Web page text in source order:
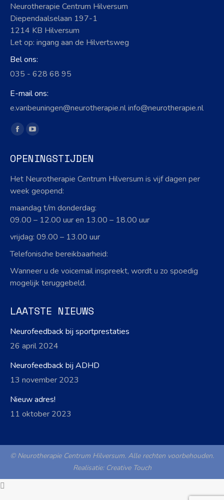
Neurotherapie Centrum Hilversum
Diependaalselaan 197-1
1214 KB Hilversum
Let op: ingang aan de Hilvertsweg
Bel ons:
035 - 628 68 95
E-mail ons:
e.vanbeuningen@neurotherapie.nl info@neurotherapie.nl
Vind ons op:
Facebook
opens
in
new
YouTube
opens
new
OPENINGSTIJDEN
Het Neurotherapie Centrum Hilversum is vijf dagen per
week geopend:
maandag t/m donderdag:
09.00 – 12.00 uur en 13.00 – 18.00 uur
vrijdag: 09.00 – 13.00 uur
Telefonische bereikbaarheid:
Wanneer u de voicemail inspreekt, wordt u zo spoedig
mogelijk teruggebeld.
LAATSTE NIEUWS
Neurofeedback bij sportprestaties
26 april 2024
Neurofeedback bij ADHD
13 november 2023
Nieuw adres!
11 oktober 2023
© Neurotherapie Centrum Hilversum. Alle rechten voorbehouden.
Realisatie: Creative Touch